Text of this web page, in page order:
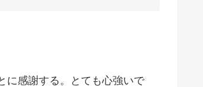
に感謝する。とても心強いで